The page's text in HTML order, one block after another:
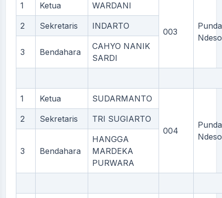
1 Ketua WARDANI
003
Ndeso
2 Sekretaris INDARTO
3 Bendahara
CAHYO NANIK
SARDI
1 Ketua SUDARMANTO
004
Ndeso
2 Sekretaris TRI SUGIARTO
3 Bendahara
HANGGA
MARDEKA
PURWARA